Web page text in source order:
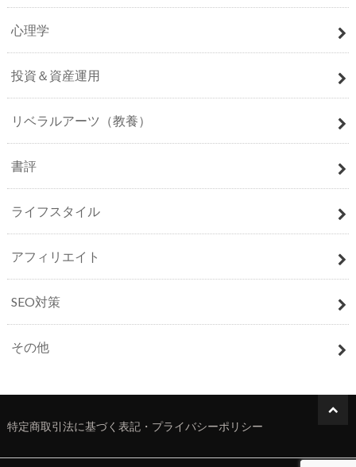
心理学
投資＆資産運用
リベラルアーツ（教養）
書評
ライフスタイル
アフィリエイト
SEO対策
その他
特定商取引法に基づく表記・プライバシーポリシー